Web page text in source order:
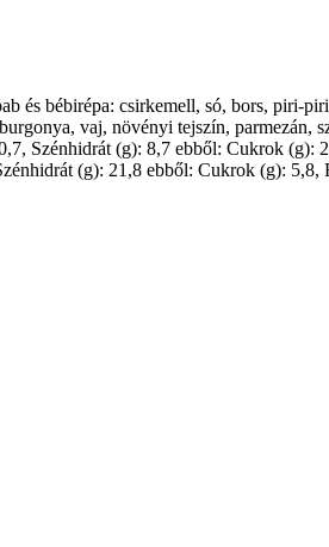
és bébirépa: csirkemell, só, bors, piri-
vaj, növényi tejszín,
Szénhidrát (g): 8,7 ebből: Cukrok
(g): 21,8 ebből: Cukrok (g):